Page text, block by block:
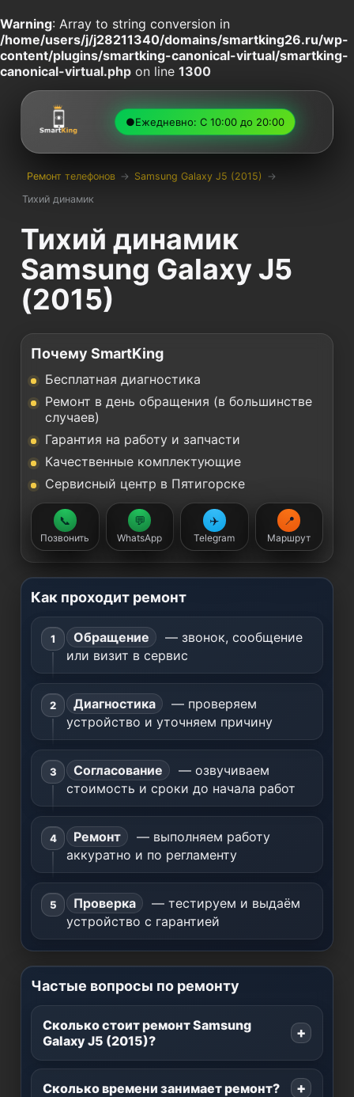
Warning: Array to string conversion in
/home/users/j/j28211340/domains/smartking26.ru/wp-
content/plugins/smartking-canonical-virtual/smartking-
canonical-virtual.php on line 1300
●Ежедневно: С 10:00 до 20:00
Ремонт телефонов → Samsung Galaxy J5 (2015)
→
Тихий динамик
Тихий динамик
Samsung Galaxy J5
(2015)
Почему SmartKing
Бесплатная диагностика
Ремонт в день обращения (в большинстве
случаев)
Гарантия на работу и запчасти
Качественные комплектующие
Сервисный центр в Пятигорске
📞
Позвонить
💬
WhatsApp
✈️
Telegram
📍
Маршрут
Как проходит ремонт
Обращение
— звонок, сообщение
или визит в сервис
Диагностика
— проверяем
устройство и уточняем причину
Согласование
— озвучиваем
стоимость и сроки до начала работ
Ремонт
— выполняем работу
аккуратно и по регламенту
Проверка
— тестируем и выдаём
устройство с гарантией
Частые вопросы по ремонту
Сколько стоит ремонт Samsung
Galaxy J5 (2015)?
Сколько времени занимает ремонт?